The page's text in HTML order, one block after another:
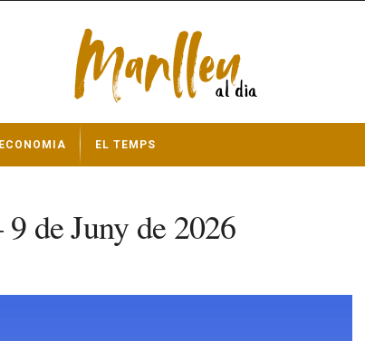
ECONOMIA EL TEMPS
de Juny de 2026